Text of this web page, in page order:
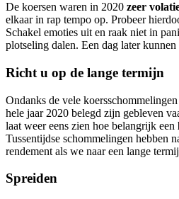
De koersen waren in 2020 zeer
elkaar in rap tempo op. Probeer
Schakel emoties uit en raak niet in
plotseling dalen. Een dag later
Richt u op de lange termijn
Ondanks de vele
hele jaar 2020 belegd zijn gebleven
laat weer eens zien hoe belangrijk een
Tussentijdse schommelingen hebben
rendement als we naar een lange
Spreiden